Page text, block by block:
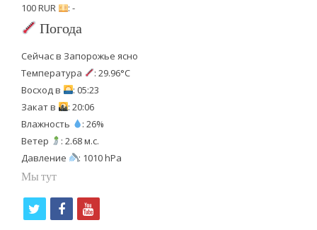
100 RUR
: -
Погода
Сейчас в Запорожье ясно
Температура
: 29.96°C
Восход в
: 05:23
Закат в
: 20:06
Влажность
: 26%
Ветер
: 2.68 м.с.
Давление
: 1010 hPa
Мы тут
f
y